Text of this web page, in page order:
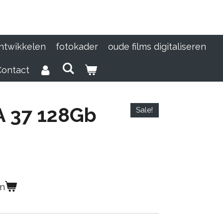
fotokader oude films digitaliseren
37 128Gb Sale!